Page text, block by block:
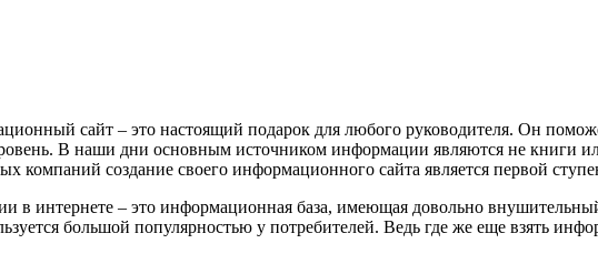
сайт – это настоящий подарок для любого руководителя. Он
В наши дни основным источником информации являются не книги
компаний создание своего информационного сайта является первой
в интернете – это информационная база, имеющая довольно
большой популярностью у потребителей. Ведь где же еще взять